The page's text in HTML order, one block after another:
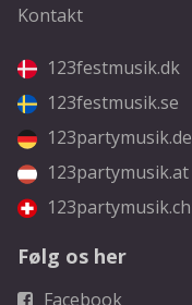
Kontakt
123festmusik.dk
123festmusik.se
123partymusik.de
123partymusik.at
123partymusik.ch
Følg os her
Facebook